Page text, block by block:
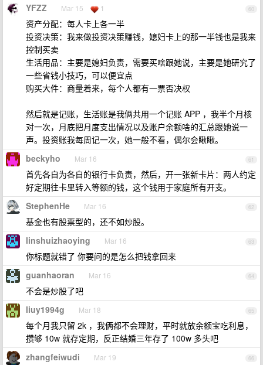
60
YFZZ Mar 15 1
资产分配：每人卡上各一半
投资决策：我来做投资决策赚钱，媳妇卡上的那一半钱也是我来
控制买卖
生活用品：主要是媳妇负责，需要买啥跟她说，主要是她研究了
一些省钱小技巧，可以便宜点
购买大件：商量着来，每个人都有一票否决权
然后就是记账，生活账是我俩共用一个记账 APP ，我半个月核
对一次，月底把月度支出情况以及账户余额啥的汇总跟她说一
声。投资账我每周记一次，她一般不看，偶尔会瞅瞅。
61
beckyho Mar 16
首先各自为各自的银行卡负责，然后，开一张新卡片：两人约定
好定期往卡里转入等额的钱，这个钱用于家庭所有开支。
62
StephenHe Mar 16
基金也有股票型的，还不如炒股。
63
linshuizhaoying Mar 16
你标题就错了 你要问的是怎么把钱拿回来
64
guanhaoran Mar 16
不会是炒股了吧
65
liuy1994g Mar 18
每个月我只留 2k ，我俩都不会理财，平时就放余额宝吃利息，
攒够 10w 就存定期，反正结婚三年存了 100w 多头吧
66
zhangfeiwudi Mar 19